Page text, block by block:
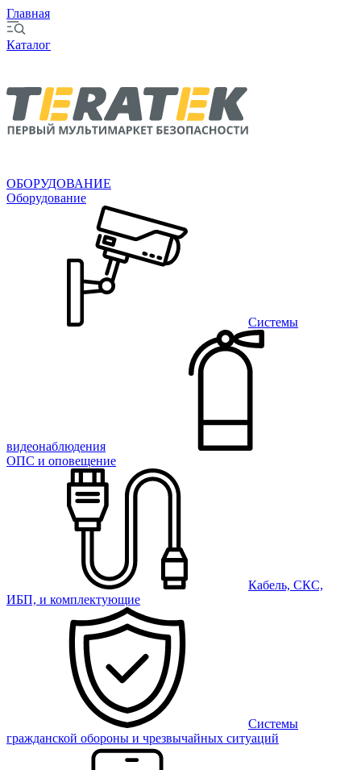
Главная
Каталог
ОБОРУДОВАНИЕ
Оборудование
Системы
видеонаблюдения
ОПС и оповещение
Кабель, СКС,
ИБП, и комплектующие
Системы
гражданской обороны и чрезвычайных ситуаций